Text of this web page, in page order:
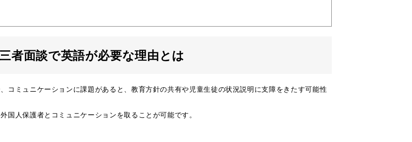
者面談で英語が必要な理由とは
コミュニケーションに課題があると、教育方針の共有や児童生徒の状況説明に支障をきたす可能性
国人保護者とコミュニケーションを取ることが可能です。